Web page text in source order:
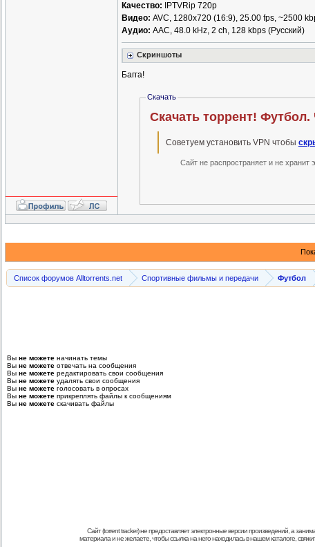
Качество: IPTVRip 720p
Видео: AVC, 1280x720 (16:9), 25.00 fps, ~2500
Аудио: ААС, 48.0 kHz, 2 ch, 128 kbps (Русский)
Скриншоты
Багга!
Скачать
Скачать торрент! Футбол.
Советуем установить VPN чтобы
Сайт не распространяет и не
Список форумов Alltorrents.net Спортивные фильмы и передачи Футбол
Вы не можете начинать темы
Вы не можете отвечать на сообщения
Вы не можете редактировать свои сообщения
Вы не можете удалять свои сообщения
Вы не можете голосовать в опросах
Вы не можете прикреплять файлы к сообщениям
Вы не можете скачивать файлы
Сайт (torrent tracker) не предоставляет электронные версии произведений, а
материала и не желаете, чтобы ссылка на него находилась в нашем каталоге,